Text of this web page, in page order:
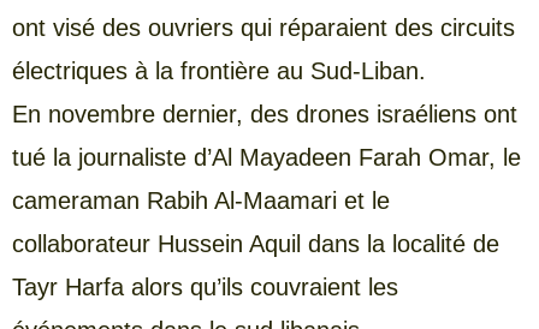
ont visé des ouvriers qui réparaient des circuits
électriques à la frontière au Sud-Liban.
En novembre dernier, des drones israéliens ont
tué la journaliste d’Al Mayadeen Farah Omar, le
cameraman Rabih Al-Maamari et le
collaborateur Hussein Aquil dans la localité de
Tayr Harfa alors qu’ils couvraient les